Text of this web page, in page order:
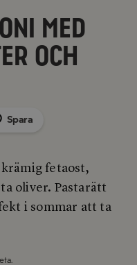
med
och
Spara
fetaost,
oliver. Pastarätt
i sommar att ta
.